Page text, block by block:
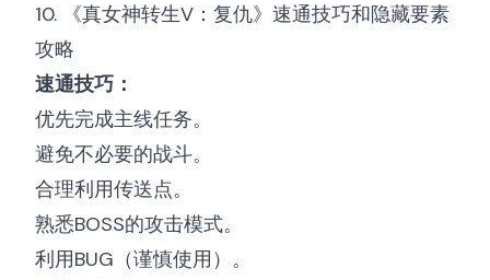
10. 《真女神转生V：复仇》速通技巧和隐藏要素
攻略
速通技巧：
优先完成主线任务。
避免不必要的战斗。
合理利用传送点。
熟悉BOSS的攻击模式。
利用BUG（谨慎使用）。